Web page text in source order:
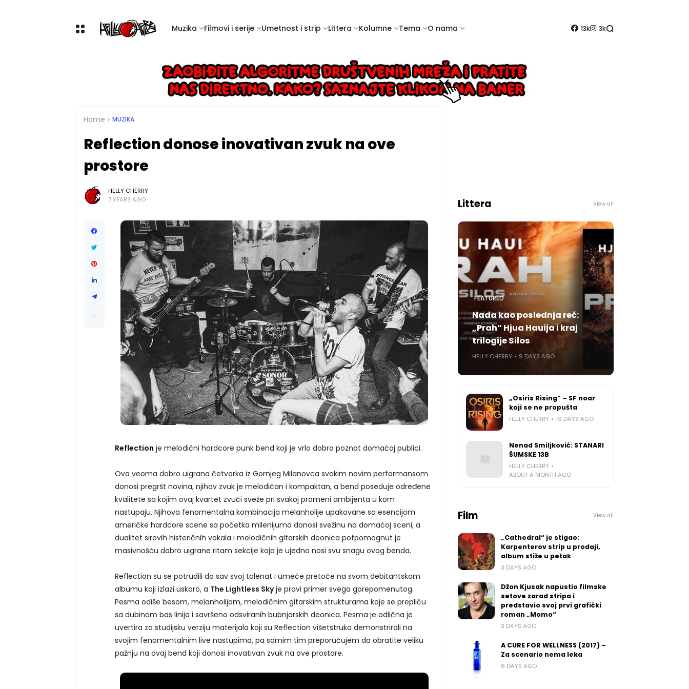
Muzika Filmovi i serije Umetnost i strip Littera Kolumne Tema O nama 13k 3k
Home MUZIKA
Reflection donose inovativan zvuk na ove
prostore
HELLY CHERRY
7 YEARS AGO
Reflection je melodični hardcore punk bend koji je vrlo dobro poznat domaćoj publici.
Ova veoma dobro uigrana četvorka iz Gornjeg Milanovca svakim novim performansom
donosi pregršt novina, njihov zvuk je melodičan i kompaktan, a bend poseduje određene
kvalitete sa kojim ovaj kvartet zvuči sveže pri svakoj promeni ambijenta u kom
nastupaju. Njihova fenomentalna kombinacija melanholije upakovane sa esencijom
američke hardcore scene sa početka milenijuma donosi svežinu na domaćoj sceni, a
dualitet sirovih histeričnih vokala i melodičnih gitarskih deonica potpomognut je
masivnošću dobro uigrane ritam sekcije koja je ujedno nosi svu snagu ovog benda.
Reflection su se potrudili da sav svoj talenat i umeće pretoče na svom debitantskom
albumu koji izlazi uskoro, a The Lightless Skyje pravi primer svega gorepomenutog.
Pesma odiše besom, melanholijom, melodičnim gitarskim strukturama koje se prepliću
sa dubinom bas linija i savršeno odsviranih bubnjarskih deonica. Pesma je odlična je
uvertira za studijsku verziju materijala koji su Reflection višetstruko demonstrirali na
svojim fenomentalnim live nastupima, pa samim tim preporučujem da obratite veliku
pažnju na ovaj bend koji donosi inovativan zvuk na ove prostore.
Littera View all
FEATURED
Nada kao poslednja reč:
„Prah“ Hjua Hauija i kraj
trilogije Silos
HELLY CHERRY 9 DAYS AGO
„Osiris Rising“ – SF noar
koji se ne propušta
HELLY CHERRY 19 DAYS AGO
Nenad Smiljković: STANARI
ŠUMSKE 13B
HELLY CHERRY
ABOUT A MONTH AGO
Film View all
„Cathedral“ je stigao:
Karpenterov strip u prodaji,
album stiže u petak
3 DAYS AGO
Džon Kjusak napustio filmske
setove zarad stripa i
predstavio svoj prvi grafički
roman „Momo“
3 DAYS AGO
A CURE FOR WELLNESS (2017) –
Za scenario nema leka
8 DAYS AGO